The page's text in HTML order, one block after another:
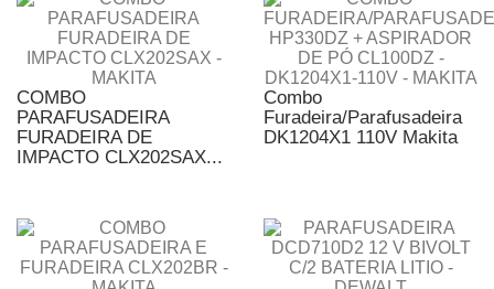
COMBO
PARAFUSADEIRA
FURADEIRA DE
IMPACTO CLX202SAX...
Combo
Furadeira/Parafusadeira
DK1204X1 110V Makita